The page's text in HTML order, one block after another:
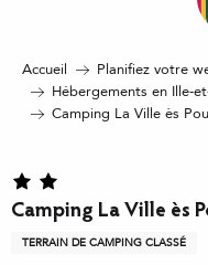
Accueil
Planifiez votre
Hébergements en Ille-
Camping La Ville ès
Camping La Ville ès
TERRAIN DE CAMPING CLASSÉ